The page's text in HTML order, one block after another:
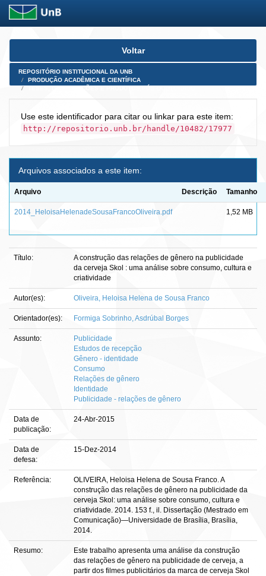
Skip
Voltar
REPOSITÓRIO INSTITUCIONAL DA UNB
PRODUÇÃO ACADÊMICA E CIENTÍFICA
Use este identificador para citar ou linkar para este item:
http://repositorio.unb.br/handle/10482/17977
Arquivos associados a este item:
Arquivo Descrição Tamanho
2014_HeloisaHelenadeSousaFrancoOliveira.pdf 1,52 MB
Título:
A construção das relações de gênero na publicidade
da cerveja Skol : uma análise sobre consumo, cultura e
criatividade
Autor(es): Oliveira, Heloisa Helena de Sousa Franco
Orientador(es): Formiga Sobrinho, Asdrúbal Borges
Assunto:
Publicidade
Estudos de recepção
Gênero - identidade
Consumo
Relações de gênero
Identidade
Publicidade - relações de gênero
Data de
publicação:
24-Abr-2015
Data de
defesa:
15-Dez-2014
Referência:
OLIVEIRA, Heloisa Helena de Sousa Franco. A
construção das relações de gênero na publicidade da
cerveja Skol: uma análise sobre consumo, cultura e
criatividade. 2014. 153 f., il. Dissertação (Mestrado em
Comunicação)—Universidade de Brasília, Brasília,
2014.
Resumo:
Este trabalho apresenta uma análise da construção
das relações de gênero na publicidade de cerveja, a
partir dos filmes publicitários da marca de cerveja Skol